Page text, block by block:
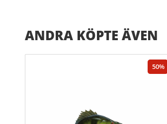
ANDRA KÖPTE ÄVEN
50